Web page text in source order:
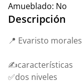
Amueblado: No
Descripción
📍 Evaristo morales
✍️características
✅dos niveles